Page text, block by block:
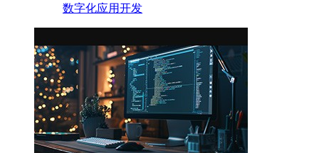
数字化应用开发